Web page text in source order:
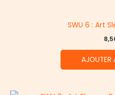
SWU 6 : Art
AJOUTER